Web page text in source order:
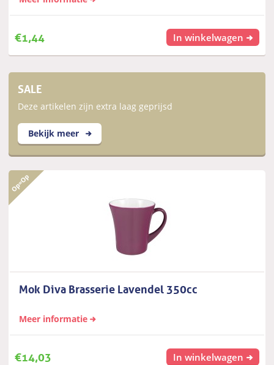
€1,44 In winkelwagen
SALE
Deze artikelen zijn extra laag geprijsd
Bekijk meer
Mok Diva Brasserie Lavendel 350cc
Meer informatie
€14,03 In winkelwagen